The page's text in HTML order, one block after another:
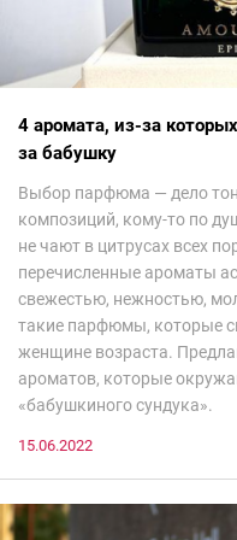
4 аромата, из-за
за бабушку
Выбор парфюма — дело
композиций, кому-то по
не чают в цитрусах всех
перечисленные ароматы
свежестью, нежностью,
такие парфюмы, которые
женщине возраста.
ароматов, которые
«бабушкиного сундука».
15.06.2022